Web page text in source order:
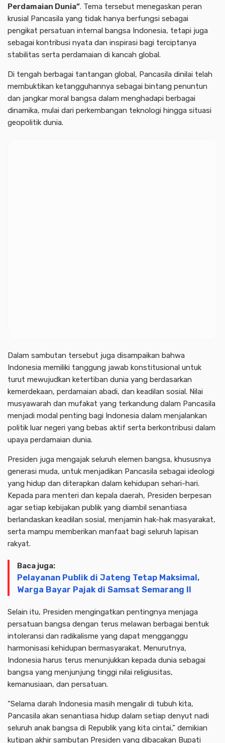
Perdamaian Dunia”. Tema tersebut menegaskan peran
krusial Pancasila yang tidak hanya berfungsi sebagai
pengikat persatuan internal bangsa Indonesia, tetapi juga
sebagai kontribusi nyata dan inspirasi bagi terciptanya
stabilitas serta perdamaian di kancah global.
Di tengah berbagai tantangan global, Pancasila dinilai telah
membuktikan ketangguhannya sebagai bintang penuntun
dan jangkar moral bangsa dalam menghadapi berbagai
dinamika, mulai dari perkembangan teknologi hingga situasi
geopolitik dunia.
Dalam sambutan tersebut juga disampaikan bahwa
Indonesia memiliki tanggung jawab konstitusional untuk
turut mewujudkan ketertiban dunia yang berdasarkan
kemerdekaan, perdamaian abadi, dan keadilan sosial. Nilai
musyawarah dan mufakat yang terkandung dalam Pancasila
menjadi modal penting bagi Indonesia dalam menjalankan
politik luar negeri yang bebas aktif serta berkontribusi dalam
upaya perdamaian dunia.
Presiden juga mengajak seluruh elemen bangsa, khususnya
generasi muda, untuk menjadikan Pancasila sebagai ideologi
yang hidup dan diterapkan dalam kehidupan sehari-hari.
Kepada para menteri dan kepala daerah, Presiden berpesan
agar setiap kebijakan publik yang diambil senantiasa
berlandaskan keadilan sosial, menjamin hak-hak masyarakat,
serta mampu memberikan manfaat bagi seluruh lapisan
rakyat.
Baca juga:
Pelayanan Publik di Jateng Tetap Maksimal,
Warga Bayar Pajak di Samsat Semarang II
Selain itu, Presiden mengingatkan pentingnya menjaga
persatuan bangsa dengan terus melawan berbagai bentuk
intoleransi dan radikalisme yang dapat mengganggu
harmonisasi kehidupan bermasyarakat. Menurutnya,
Indonesia harus terus menunjukkan kepada dunia sebagai
bangsa yang menjunjung tinggi nilai religiusitas,
kemanusiaan, dan persatuan.
“Selama darah Indonesia masih mengalir di tubuh kita,
Pancasila akan senantiasa hidup dalam setiap denyut nadi
seluruh anak bangsa di Republik yang kita cintai,” demikian
kutipan akhir sambutan Presiden yang dibacakan Bupati